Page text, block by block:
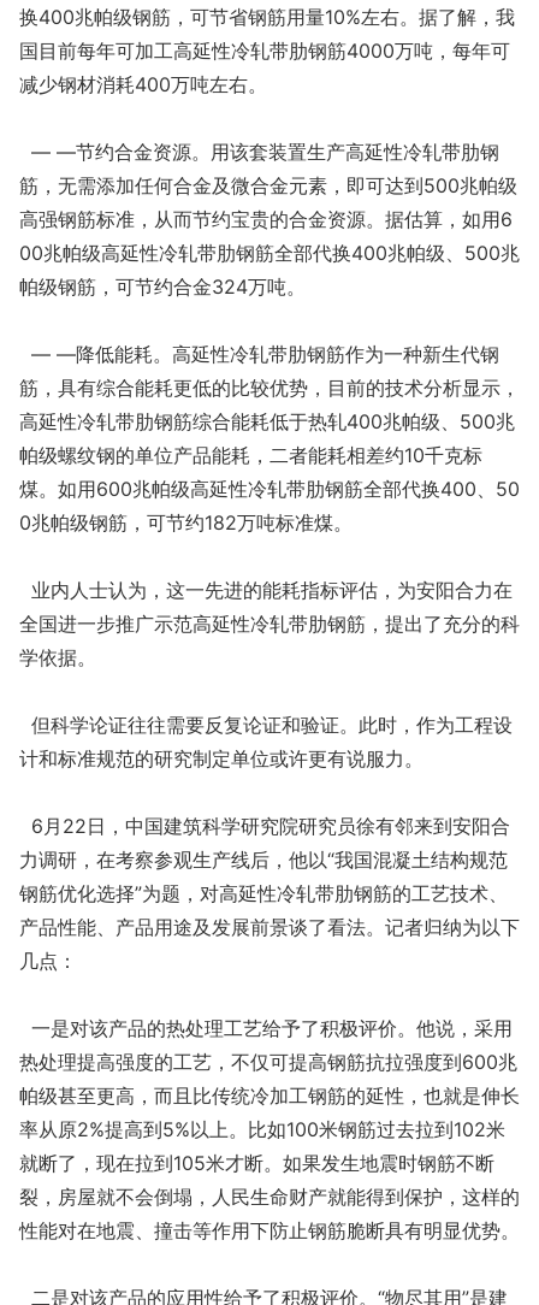
换400兆帕级钢筋，可节省钢筋用量10%左右。据了解，我
国目前每年可加工高延性冷轧带肋钢筋4000万吨，每年可
减少钢材消耗400万吨左右。
— —节约合金资源。用该套装置生产高延性冷轧带肋钢
筋，无需添加任何合金及微合金元素，即可达到500兆帕级
高强钢筋标准，从而节约宝贵的合金资源。据估算，如用6
00兆帕级高延性冷轧带肋钢筋全部代换400兆帕级、500兆
帕级钢筋，可节约合金324万吨。
— —降低能耗。高延性冷轧带肋钢筋作为一种新生代钢
筋，具有综合能耗更低的比较优势，目前的技术分析显示，
高延性冷轧带肋钢筋综合能耗低于热轧400兆帕级、500兆
帕级螺纹钢的单位产品能耗，二者能耗相差约10千克标
煤。如用600兆帕级高延性冷轧带肋钢筋全部代换400、50
0兆帕级钢筋，可节约182万吨标准煤。
业内人士认为，这一先进的能耗指标评估，为安阳合力在
全国进一步推广示范高延性冷轧带肋钢筋，提出了充分的科
学依据。
但科学论证往往需要反复论证和验证。此时，作为工程设
计和标准规范的研究制定单位或许更有说服力。
6月22日，中国建筑科学研究院研究员徐有邻来到安阳合
力调研，在考察参观生产线后，他以“我国混凝土结构规范
钢筋优化选择”为题，对高延性冷轧带肋钢筋的工艺技术、
产品性能、产品用途及发展前景谈了看法。记者归纳为以下
几点：
一是对该产品的热处理工艺给予了积极评价。他说，采用
热处理提高强度的工艺，不仅可提高钢筋抗拉强度到600兆
帕级甚至更高，而且比传统冷加工钢筋的延性，也就是伸长
率从原2%提高到5%以上。比如100米钢筋过去拉到102米
就断了，现在拉到105米才断。如果发生地震时钢筋不断
裂，房屋就不会倒塌，人民生命财产就能得到保护，这样的
性能对在地震、撞击等作用下防止钢筋脆断具有明显优势。
二是对该产品的应用性给予了积极评价。“物尽其用”是建